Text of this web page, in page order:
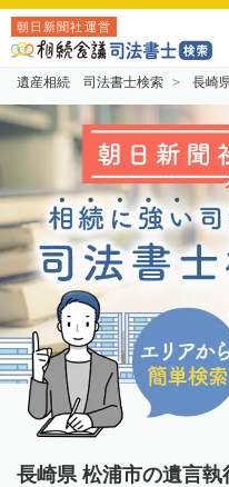
朝日新聞社運営
遺産相続 司法書士検索 長崎
長崎県 松浦市の遺言